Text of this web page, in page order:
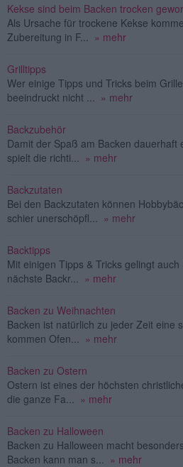
Kekse sind beim Backen trocken
Als Ursache für trockene Kekse
Zubereitung in F...
» mehr
Grilltipps
Wer einige Tipps und Tricks beim
beeindruckt nicht ...
» mehr
Backzubehör
Damit der Spaß am Backen dauerhaft
spielt die richti...
» mehr
Backzutaten
Bei den Backzutaten können
schier unerschöpfl...
» mehr
Backtipps
Mit einigen Tipps & Tricks gelingt
nächste Backr...
» mehr
Backen zu Weihnachten
Backen ist natürlich zu jeder Zeit eine
kommen Ofen...
» mehr
Backen zu Ostern
Ostern ist eines der höchsten
die ganze Fa...
» mehr
Backen zu Halloween
Backen zu Halloween macht
Backen kann man s...
» mehr